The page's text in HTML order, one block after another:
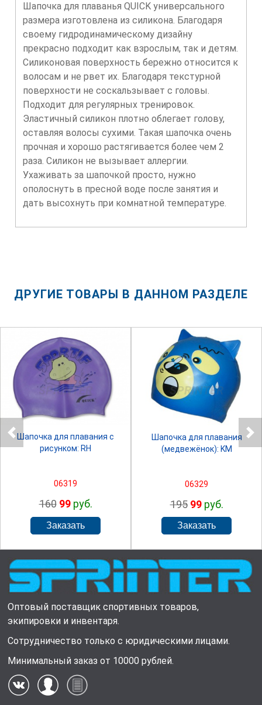
Шапочка для плаванья QUICK универсального
размера изготовлена из силикона. Благодаря
своему гидродинамическому дизайну
прекрасно подходит как взрослым, так и детям.
Силиконовая поверхность бережно относится к
волосам и не рвет их. Благодаря текстурной
поверхности не соскальзывает с головы.
Подходит для регулярных тренировок.
Эластичный силикон плотно облегает голову,
оставляя волосы сухими. Такая шапочка очень
прочная и хорошо растягивается более чем 2
раза. Силикон не вызывает аллергии.
Ухаживать за шапочкой просто, нужно
ополоснуть в пресной воде после занятия и
дать высохнуть при комнатной температуре.
ДРУГИЕ ТОВАРЫ В ДАННОМ РАЗДЕЛЕ
SPRINTER
Шапочка для плавания с
рисунком: RH
06319
160 99руб.
SPRINTER
Шапочка для плавания
(медвежёнок): KM
06329
195 99руб.
Оптовый поставщик спортивных товаров,
экипировки и инвентаря.
Сотрудничество только с юридическими лицами.
Минимальный заказ от 10000 рублей.